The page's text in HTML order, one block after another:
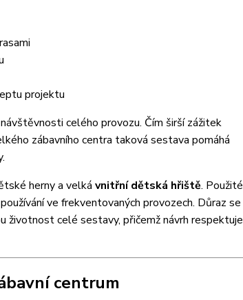
projektu
celého provozu. Čím širší zážitek
zábavního centra taková sestava pomáhá
herny a velká vnitřní dětská hřiště. Použité
ve frekventovaných provozech. Důraz se
životnost celé sestavy, přičemž návrh respektuje
centrum